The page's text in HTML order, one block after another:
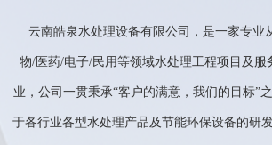
云南皓泉水处理设备有限公司，是一家专业
物/医药/电子/民用等领域水处理工程项目及服
业，公司一贯秉承“客户的满意，我们的目标”
于各行业各型水处理产品及节能环保设备的研